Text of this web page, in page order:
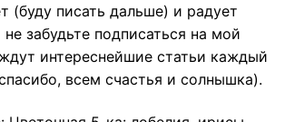
(буду писать дальше) и радует
забудьте подписаться на мой
интереснейшие статьи каждый
всем счастья и солнышка).